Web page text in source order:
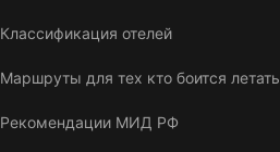
Классификация отелей
Маршруты для тех кто боится летать
Рекомендации МИД РФ